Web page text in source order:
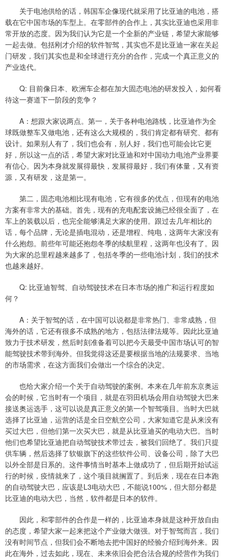
关于电池供给的话，韩国车企像现代就采用了比亚迪的电池，搭
载在它中国市场的车型上。在零部件的合作上，其实比亚迪也采用非
常开放的态度。因为我们认为它是一个全新的产业链，希望大家能够
一起去做。包括刚才介绍的软件智驾，其实也不是比亚迪一家在关起
门研发，我们其实也是和全球进行充分的合作，完成一个真正意义的
产业迭代。
Q: 目前像日本、欧洲车企都在加大固态电池的研发投入，如何看
待这一赛道下一阶段的竞争？
A：想跟大家说两点。第一，关于各种电池路线，比亚迪作为全
球既做整车又做电池，还有这么大规模的，我们肯定都有研究、都有
设计。如果别人有了，我们也会有，别人好，我们也可能会比它更
好，所以这一点的话，希望大家对比亚迪和对中国动力电池产业界要
有信心。因为本身就发展得最快，发展得最好，我们有体量，又有资
源，又有研发，这是第一。
第二，固态电池相比现有电池，它有很多的优点，但现有的电池
方案有非常大的基础。首先，现有的充电配套设施已经很全面了，在
车上的装载以后，也完全能够满足大家的使用。跟过去几年相比的
话，每个品牌，无论是插电混动，还是增程、纯电，这两年大家没有
什么抱怨。前些年可能还抱怨冬季的续航里程，这两年也没有了。因
为大家的总里程越来越多了，包括冬季的一些电池计划，我们的技术
也越来越好。
Q: 比亚迪智驾、自动驾驶技术在日本市场的推广和运行程度如
何？
A：关于智驾的话，在中国可以说都是非常热门、非常成熟，但
海外的话，它还有很多不成熟的地方，包括法律法规等。因此比亚迪
致力于技术研发，然后时刻准备着可以把今天最受中国市场认可的智
能驾驶技术带到海外。但我觉得这还是要根据当地的法规要求、当地
的市场需求，在这方面我们会做出一个综合的决定。
也给大家介绍一个关于自动驾驶的案例。本来在几年前东京奥运
会的时候，它当时有一个项目，就是在羽田机场会用自动驾驶大巴来
接送奥运选手，这可以说是真正意义的第一个智驾项目。当时大巴就
选择了比亚迪，运营的话是全日空航空公司，大家知道它是从来没有
买过大巴，但他们第一次买大巴，就是从比亚迪买的电动大巴。当时
他们也希望比亚迪把自动驾驶技术带过去，被我们回绝了。我们只提
供车辆，然后选择了软银旗下的这些软件公司、设备公司，除了大巴
以外全部是日系的。这件事情当时基本上做成功了，但后期开始试运
行的时候，疫情就来了，这个项目就搁置了。到后来，现在在日本跑
的自动驾驶大巴，应该是L3电动大巴，不能说100%，但大部分都是
比亚迪的电动大巴，当然，软件都是日本的软件。
因此，和零部件的合作是一样的，比亚迪本身就是这种开放自由
的态度，希望大家一起来把这个产业做大做强。对于智驾而言，我们
没有时间节点，但我们会不断地去把中国好的经验介绍到海外来。因
此在海外，过去如此，现在、未来依旧会把合法合规的经营作为我们